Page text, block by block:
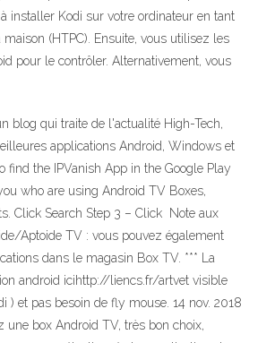
installer Kodi sur votre ordinateur en tant
maison (HTPC). Ensuite, vous utilisez les
pour le contrôler. Alternativement, vous
blog qui traite de l'actualité High-Tech,
applications Android, Windows et
find the IPVanish App in the Google Play
who are using Android TV Boxes,
Click Search Step 3 – Click Note aux
Aptoide TV : vous pouvez également
dans le magasin Box TV. *** La
android icihttp://liencs.fr/artvet visible
) et pas besoin de fly mouse. 14 nov. 2018
une box Android TV, très bon choix,